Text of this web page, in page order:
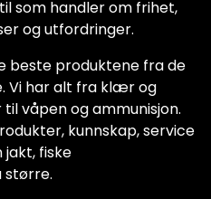
som handler om frihet,
og utfordringer.
beste produktene fra de
Vi har alt fra klær og
våpen og ammunisjon.
kunnskap, service
jakt, fiske
større.